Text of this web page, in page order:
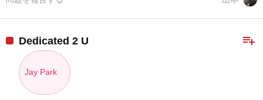
playlist_add
Dedicated 2 U
Jay Park